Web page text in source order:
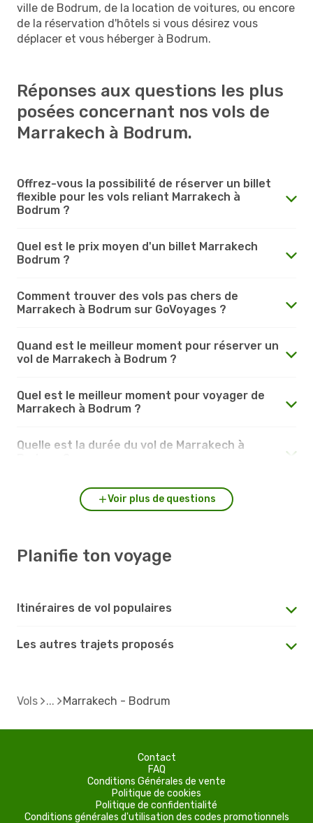
ville de Bodrum, de la location de voitures, ou encore
de la réservation d'hôtels si vous désirez vous
déplacer et vous héberger à Bodrum.
Réponses aux questions les plus
posées concernant nos vols de
Marrakech à Bodrum.
Offrez-vous la possibilité de réserver un billet
flexible pour les vols reliant Marrakech à
Bodrum ?
Quel est le prix moyen d'un billet Marrakech
Bodrum ?
Comment trouver des vols pas chers de
Marrakech à Bodrum sur GoVoyages ?
Quand est le meilleur moment pour réserver un
vol de Marrakech à Bodrum ?
Quel est le meilleur moment pour voyager de
Marrakech à Bodrum ?
Quelle est la durée du vol de Marrakech à
Voir plus de questions
Planifie ton voyage
Itinéraires de vol populaires
Les autres trajets proposés
Vols Marrakech - Bodrum
Contact
FAQ
Conditions Générales de vente
Politique de cookies
Politique de confidentialité
Conditions générales d'utilisation des codes promotionnels